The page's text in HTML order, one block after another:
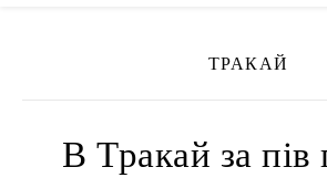
ТРАКАЙ
В Тракай за пів